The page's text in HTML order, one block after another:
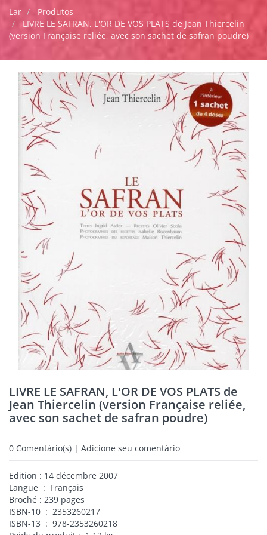
Lar
Produtos
LIVRE LE SAFRAN, L'OR DE VOS PLATS de Jean Thiercelin
(version Française reliée, avec son sachet de safran poudre)
LIVRE LE SAFRAN, L'OR DE VOS PLATS de
Jean Thiercelin (version Française reliée,
avec son sachet de safran poudre)
0 Comentário(s) | Adicione seu comentário
Edition ‏: ‎14 décembre 2007
Langue ‏ : ‎ Français
Broché : 239 pages
ISBN-10 ‏ : ‎ 2353260217
ISBN-13 ‏ : ‎ 978-2353260218